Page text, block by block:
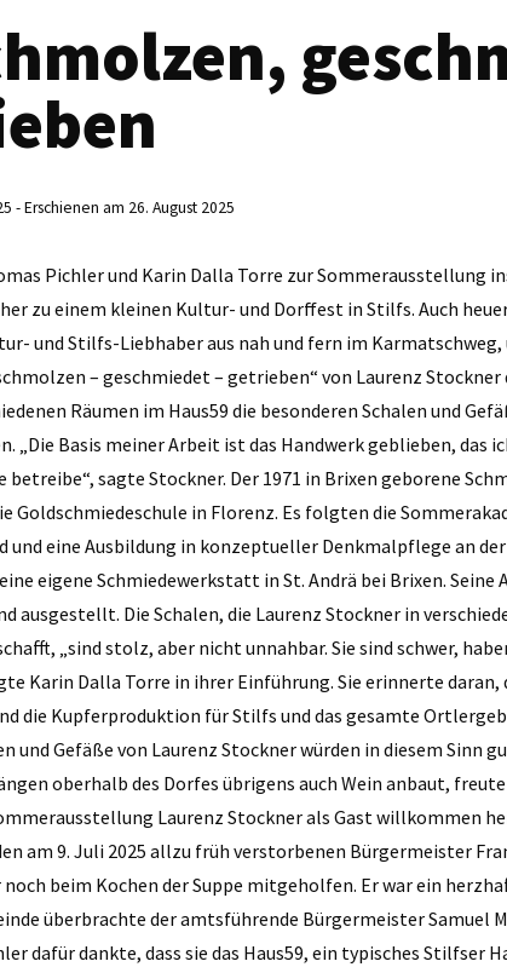
- Erschienen am 26. August 2025
Pichler und Karin Dalla Torre zur Sommerausstellung
zu einem kleinen Kultur- und Dorffest in Stilfs. Auch
und Stilfs-Liebhaber aus nah und fern im
– geschmiedet – getrieben“ von Laurenz Stockner
Räumen im Haus59 die besonderen Schalen und
„Die Basis meiner Arbeit ist das Handwerk geblieben, das
betreibe“, sagte Stockner. Der 1971 in Brixen geborene
Goldschmiedeschule in Florenz. Es folgten die
und eine Ausbildung in konzeptueller Denkmalpflege an
eigene Schmiedewerkstatt in St. Andrä bei Brixen.
ausgestellt. Die Schalen, die Laurenz Stockner in
„sind stolz, aber nicht unnahbar. Sie sind schwer,
Karin Dalla Torre in ihrer Einführung. Sie erinnerte daran,
die Kupferproduktion für Stilfs und das gesamte
und Gefäße von Laurenz Stockner würden in diesem Sinn
oberhalb des Dorfes übrigens auch Wein anbaut,
Laurenz Stockner als Gast willkommen
am 9. Juli 2025 allzu früh verstorbenen Bürgermeister
beim Kochen der Suppe mitgeholfen. Er war ein
überbrachte der amtsführende Bürgermeister Samuel
dafür dankte, dass sie das Haus59, ein typisches Stilfser